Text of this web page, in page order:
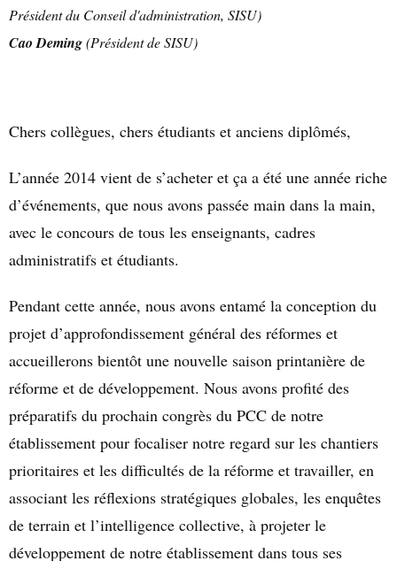
Président du Conseil d'administration, SISU)
Cao Deming(Président de SISU)
Chers collègues, chers étudiants et anciens diplômés,
L’année 2014 vient de s’acheter et ça a été une année riche
d’événements, que nous avons passée main dans la main,
avec le concours de tous les enseignants, cadres
administratifs et étudiants.
Pendant cette année, nous avons entamé la conception du
projet d’approfondissement général des réformes et
accueillerons bientôt une nouvelle saison printanière de
réforme et de développement. Nous avons profité des
préparatifs du prochain congrès du PCC de notre
établissement pour focaliser notre regard sur les chantiers
prioritaires et les difficultés de la réforme et travailler, en
associant les réflexions stratégiques globales, les enquêtes
de terrain et l’intelligence collective, à projeter le
développement de notre établissement dans tous ses